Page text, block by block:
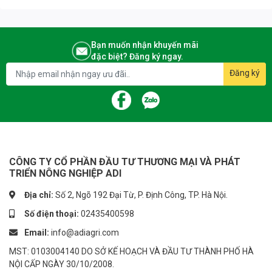
Bạn muốn nhận khuyến mãi
đặc biệt? Đăng ký ngay.
Đăng ký
CÔNG TY CỔ PHẦN ĐẦU TƯ THƯƠNG MẠI VÀ PHÁT
TRIỂN NÔNG NGHIỆP ADI
Địa chỉ: Số 2, Ngõ 192 Đại Từ, P. Định Công, TP. Hà Nội.
Số điện thoại: 02435400598
Email: info@adiagri.com
MST: 0103004140 DO SỞ KẾ HOẠCH VÀ ĐẦU TƯ THÀNH PHỐ HÀ
NỘI CẤP NGÀY 30/10/2008.